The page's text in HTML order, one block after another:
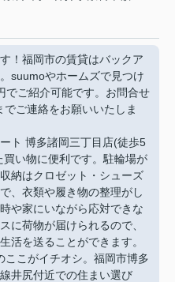
！福岡市の賃貸はバックア
suumoやホームズで見つけ
でご紹介可能です。お問合せ
ご連絡をお願いいたしま
ト 博多諸岡三丁目店(徒歩5
い物に便利です。駐輪場が
納はクロゼット・シューズ
、衣類や履き物の整理がし
や家にいながら応対できな
に荷物が届けられるので、
活を送ることができます。
ここがイチオシ。福岡市博多
井尻付近での住まい選び